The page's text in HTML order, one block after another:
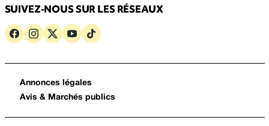
SUIVEZ-NOUS SUR LES RÉSEAUX
Annonces légales
Avis & Marchés publics